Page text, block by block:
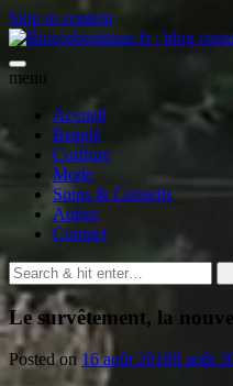
Skip to content
menu
Accueil
Beauté
Coiffure
Mode
Soins & Conseils
Autres
Contact
Le survêtement, la
Posted on16 août 20189 août